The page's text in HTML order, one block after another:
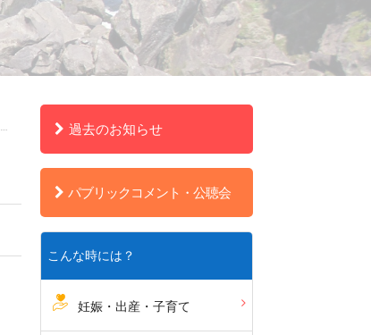
過去のお知らせ
パブリックコメント・公聴会
こんな時には？
妊娠・出産・子育て